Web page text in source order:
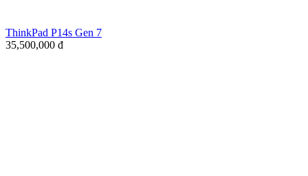
ThinkPad P14s Gen 7
35,500,000 đ